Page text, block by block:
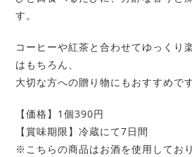
す。
コーヒーや紅茶と合わせてゆっくり
はもちろん、
大切な方への贈り物にもおすすめです
【価格】1個390円
【賞味期限】冷蔵にて7日間
※こちらの商品はお酒を使用しており